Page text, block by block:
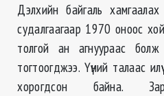
Дэлхийн байгаль хамгаалах
судалгаагаар 1970 оноос
толгой ан агнуураас
тогтоогджээ. Үүний талаас
хорогдсон байна.